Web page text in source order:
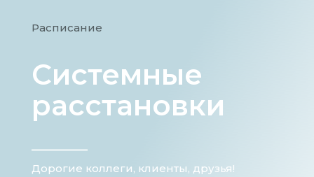
Расписание
Системные
расстановки
Дорогие коллеги, клиенты, друзья!